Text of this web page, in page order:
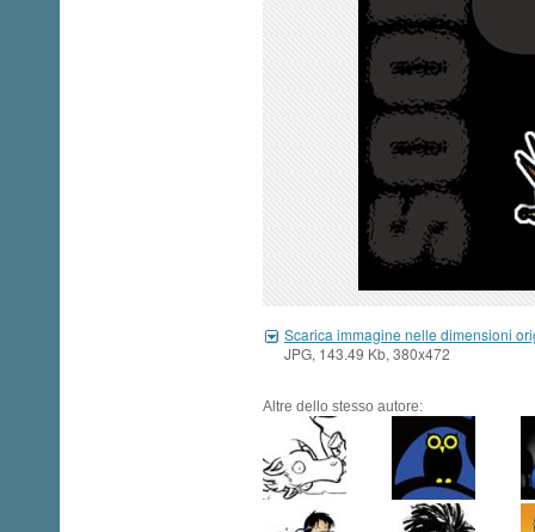
Scarica immagine nelle dimensioni
JPG, 143.49 Kb, 380x472
Altre dello stesso autore: